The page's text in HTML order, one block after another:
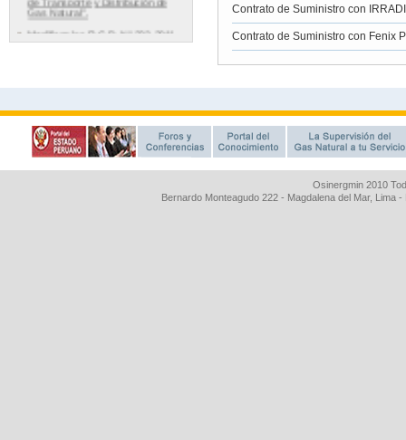
Osinergmin 2010
Bernardo Monteagudo 222 - Magdalena del Mar, Lima